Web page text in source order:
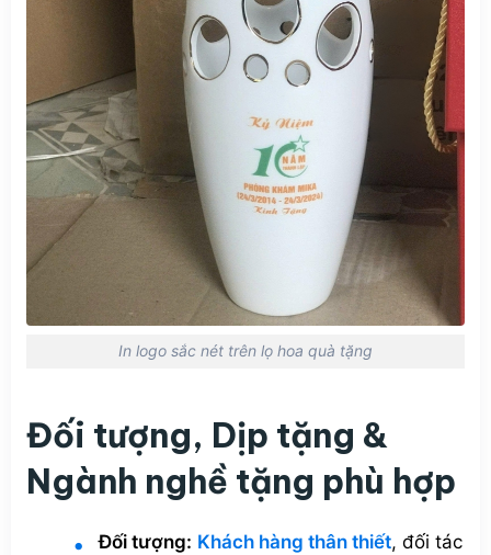
In logo sắc nét trên lọ hoa quà tặng
Đối tượng, Dịp tặng &
Ngành nghề tặng phù hợp
Đối tượng: Khách hàng thân thiết, đối tác